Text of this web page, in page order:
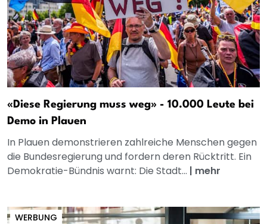
«Diese Regierung muss weg» - 10.000 Leute bei
Demo in Plauen
In Plauen demonstrieren zahlreiche Menschen gegen
die Bundesregierung und fordern deren Rücktritt. Ein
Demokratie-Bündnis warnt: Die Stadt... | mehr
WERBUNG